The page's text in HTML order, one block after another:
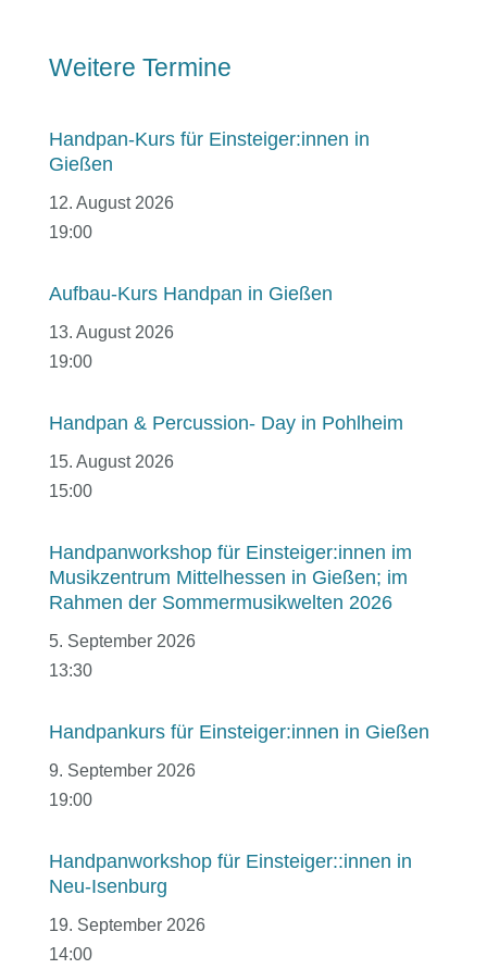
Weitere Termine
Handpan-Kurs für Einsteiger:innen in
Gießen
12. August 2026
19:00
Aufbau-Kurs Handpan in Gießen
13. August 2026
19:00
Handpan & Percussion- Day in Pohlheim
15. August 2026
15:00
Handpanworkshop für Einsteiger:innen im
Musikzentrum Mittelhessen in Gießen; im
Rahmen der Sommermusikwelten 2026
5. September 2026
13:30
Handpankurs für Einsteiger:innen in Gießen
9. September 2026
19:00
Handpanworkshop für Einsteiger::innen in
Neu-Isenburg
19. September 2026
14:00